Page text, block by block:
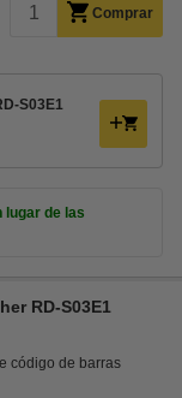
Comprar
S03E1
lugar de las
RD-S03E1
código de barras